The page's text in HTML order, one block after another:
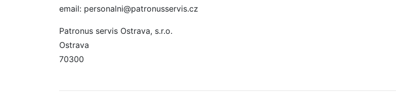
email: personalni@patronusservis.cz
Patronus servis Ostrava, s.r.o.
Ostrava
70300